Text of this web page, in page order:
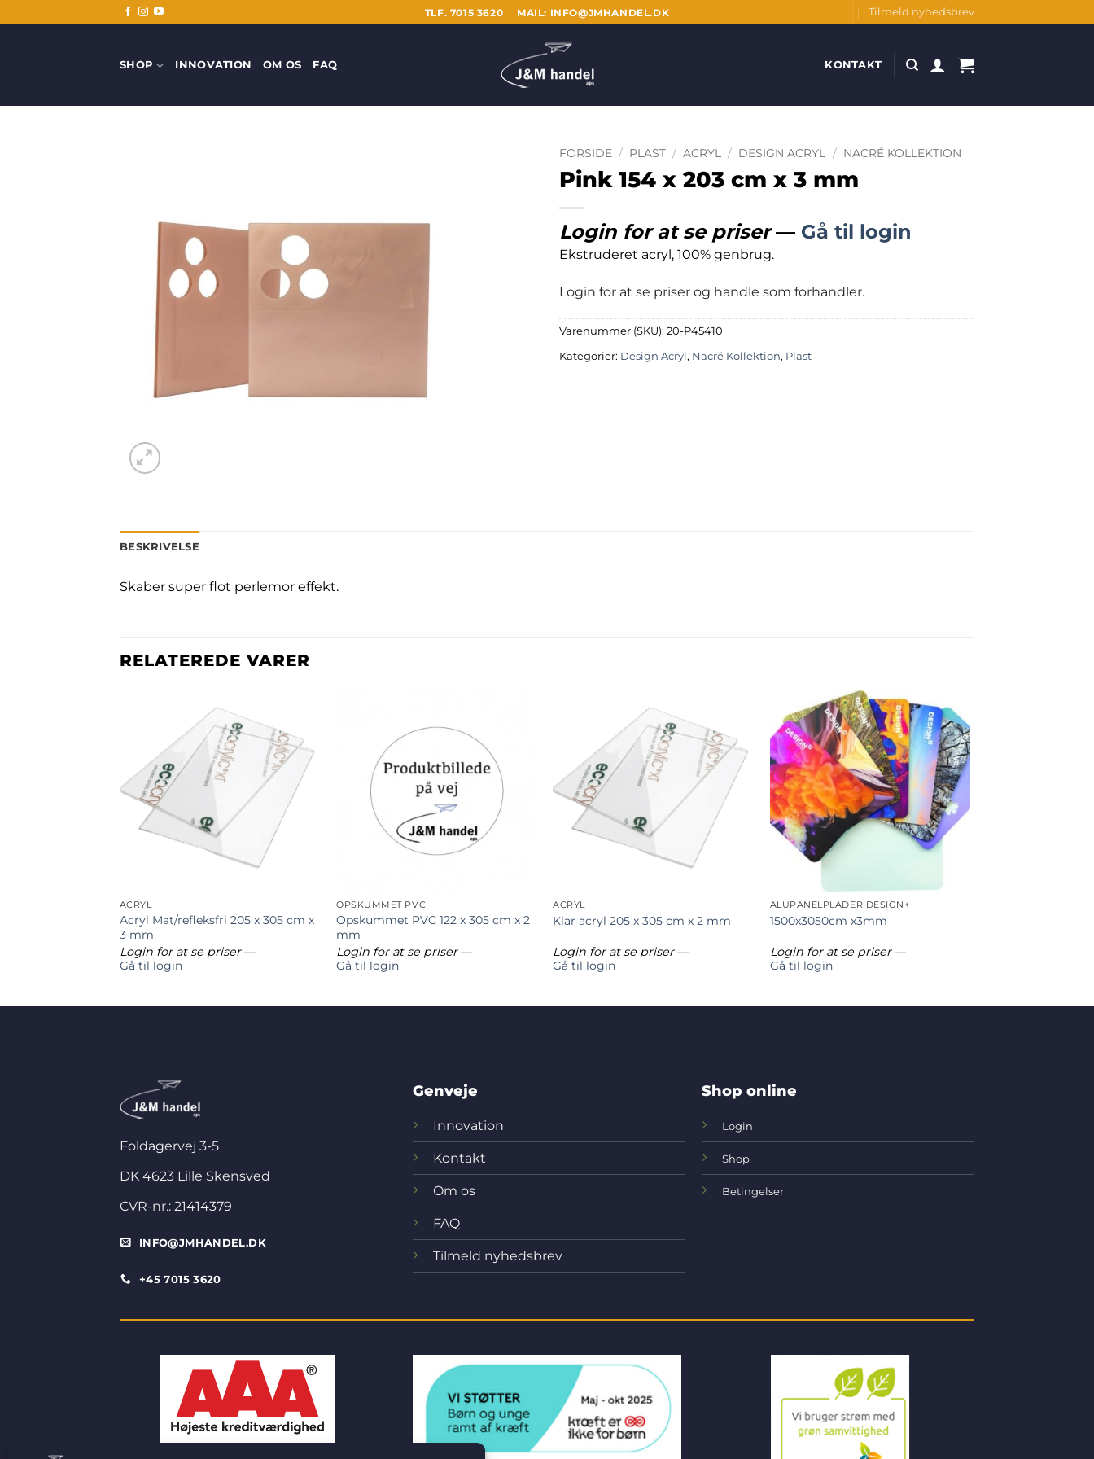
til
TLF. 7015 3620 MAIL: INFO@JMHANDEL.DK Tilmeld nyhedsbrev
SHOP INNOVATION OM OS FAQ KONTAKT
FORSIDE / PLAST / ACRYL / DESIGN ACRYL / NACRÉ KOLLEKTION
Pink 154 x 203 cm x 3 mm
Login for at se priser— Gå til login
Ekstruderet acryl, 100% genbrug.
Login for at se priser og handle som forhandler.
Varenummer (SKU): 20-P45410
Kategorier: Design Acryl, Nacré Kollektion, Plast
BESKRIVELSE
Skaber super flot perlemor effekt.
RELATEREDE VARER
ACRYL
Acryl Mat/refleksfri 205 x 305 cm x
3 mm
Login for at se priser—
Gå til login
OPSKUMMET PVC
Opskummet PVC 122 x 305 cm x 2
mm
Login for at se priser—
Gå til login
ACRYL
Klar acryl 205 x 305 cm x 2 mm
Login for at se priser—
Gå til login
ALUPANELPLADER DESIGN+
1500x3050cm x3mm
Login for at se priser—
Gå til login
Foldagervej 3-5
DK 4623 Lille Skensved
CVR-nr.: 21414379
INFO@JMHANDEL.DK
+45 7015 3620
Genveje
Innovation
Kontakt
Om os
FAQ
Tilmeld nyhedsbrev
Shop online
Login
Shop
Betingelser